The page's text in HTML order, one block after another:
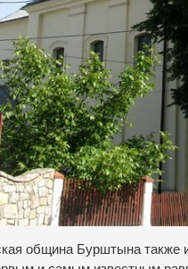
община Бурштына также